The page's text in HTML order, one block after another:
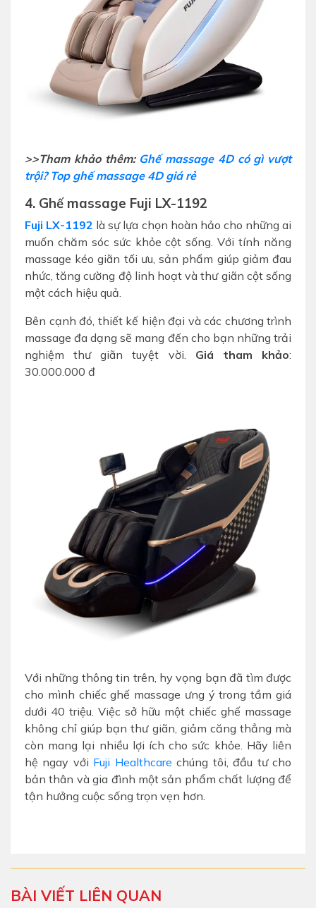
>>Tham khảo thêm: Ghế massage 4D có gì vượt
trội? Top ghế massage 4D giá rẻ
4. Ghế massage Fuji LX-1192
Fuji LX-1192 là sự lựa chọn hoàn hảo cho những ai
muốn chăm sóc sức khỏe cột sống. Với tính năng
massage kéo giãn tối ưu, sản phẩm giúp giảm đau
nhức, tăng cường độ linh hoạt và thư giãn cột sống
một cách hiệu quả.
Bên cạnh đó, thiết kế hiện đại và các chương trình
massage đa dạng sẽ mang đến cho bạn những trải
nghiệm thư giãn tuyệt vời. Giá tham khảo:
30.000.000 đ
Với những thông tin trên, hy vọng bạn đã tìm được
cho mình chiếc ghế massage ưng ý trong tầm giá
dưới 40 triệu. Việc sở hữu một chiếc ghế massage
không chỉ giúp bạn thư giãn, giảm căng thẳng mà
còn mang lại nhiều lợi ích cho sức khỏe. Hãy liên
hệ ngay với Fuji Healthcare chúng tôi, đầu tư cho
bản thân và gia đình một sản phẩm chất lượng để
tận hưởng cuộc sống trọn vẹn hơn.
BÀI VIẾT LIÊN QUAN